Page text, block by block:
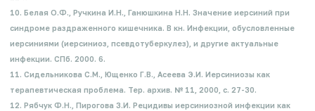
10. Белая О.Ф., Ручкина И.Н., Ганюшкина Н.Н. Значение иерсиний при
синдроме раздраженного кишечника. В кн. Инфекции, обусловленные
иерсиниями (иерсиниоз, псевдотуберкулез), и другие актуальные
инфекции. СПб. 2000. 6.
11. Сидельникова С.М., Ющенко Г.В., Асеева Э.И. Иерсиниозы как
терапевтическая проблема. Тер. архив. № 11, 2000, с. 27-30.
12. Рябчук Ф.Н., Пирогова З.И. Рецидивы иерсиниозной инфекции как